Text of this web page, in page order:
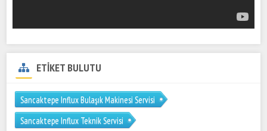
ETİKET BULUTU
Sancaktepe Influx Bulaşık Makinesi Servisi
Sancaktepe Influx Teknik Servisi